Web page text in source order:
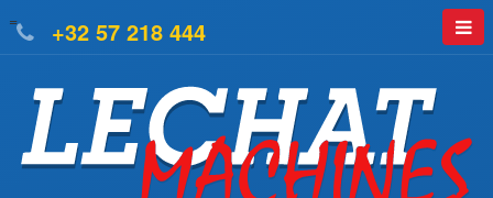
+32 57 218 444
=